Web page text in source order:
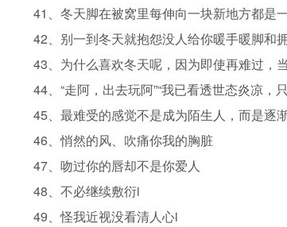
41、冬天脚在被窝里每伸向一块新地方都是一
42、别一到冬天就抱怨没人给你暖手暖脚和
43、为什么喜欢冬天呢，因为即使再难过，
44、“走阿，出去玩阿”“我已看透世态炎凉，
45、最难受的感觉不是成为陌生人，而是逐
46、悄然的风、吹痛你我的胸脏
47、吻过你的唇却不是你爱人
48、不必继续敷衍i
49、怪我近视没看清人心i